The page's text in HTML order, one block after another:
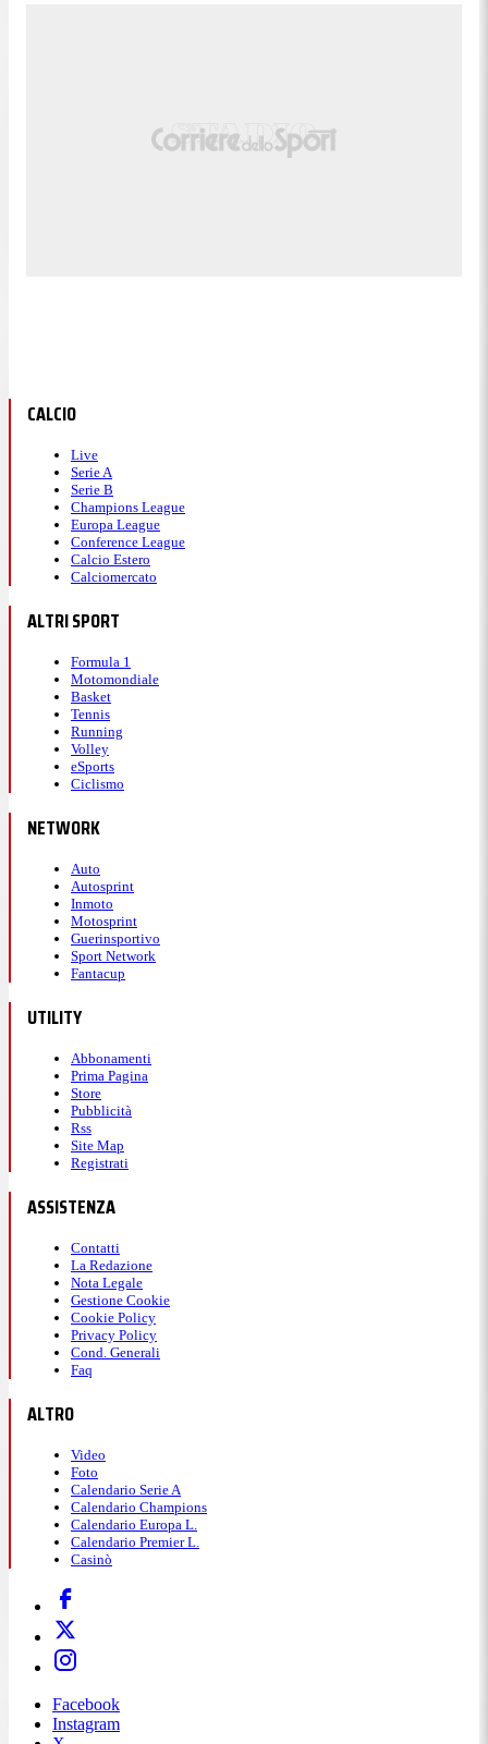
CALCIO
Live
Serie A
Serie B
Champions League
Europa League
Conference League
Calcio Estero
Calciomercato
ALTRI SPORT
Formula 1
Motomondiale
Basket
Tennis
Running
Volley
eSports
Ciclismo
NETWORK
Auto
Autosprint
Inmoto
Motosprint
Guerinsportivo
Sport Network
Fantacup
UTILITY
Abbonamenti
Prima Pagina
Store
Pubblicità
Rss
Site Map
Registrati
ASSISTENZA
Contatti
La Redazione
Nota Legale
Gestione Cookie
Cookie Policy
Privacy Policy
Cond. Generali
Faq
ALTRO
Video
Foto
Calendario Serie A
Calendario Champions
Calendario Europa L.
Calendario Premier L.
Casinò
Facebook
Instagram